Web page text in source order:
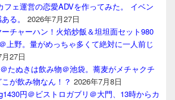
フェ運営の恋愛ADVを作ってみた。 イベン
る。
2026年7月27日
チャーハン！火焰炒飯＆坦坦面セット980
上野。量がめっちゃ多くて絶対に一人前じ
27日
たぬきは飲み物＠池袋。蕎麦がメチャクチ
が飲み物なん！？ 2026年7月8日
円＠ビストロガブリ＠大門、13時からカ